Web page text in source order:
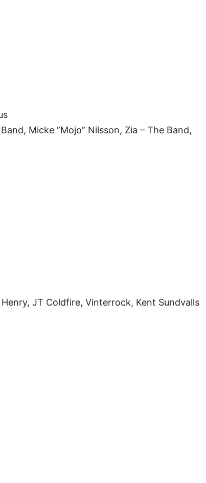
Micke ”Mojo” Nilsson, Zia – The Band,
JT Coldfire, Vinterrock, Kent Sundvalls